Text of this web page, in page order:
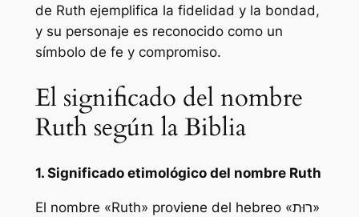
de Ruth ejemplifica la fidelidad y la bondad,
y su personaje es reconocido como un
símbolo de fe y compromiso.
El significado del nombre
Ruth según la Biblia
1. Significado etimológico del nombre Ruth
El nombre «Ruth» proviene del hebreo «רוּת»